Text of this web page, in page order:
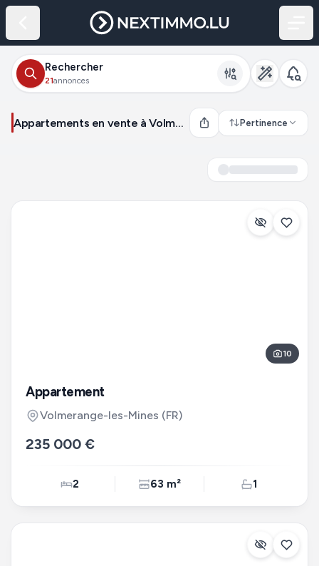
Rechercher
21annonces
Appartements en vente à Volmerange-les-Mines (France) Pertinence
10
Appartement
Volmerange-les-Mines (FR)
235 000 €
2 63 m² 1